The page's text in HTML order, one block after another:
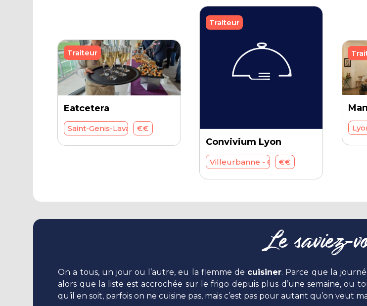
Eatcetera
Saint-Genis-Laval - 69230
€€
Traiteur
Convivium Lyon
Villeurbanne - 69100
€€
Traiteur
Le saviez-
On a tous, un jour ou l’autre, eu la flemme de cuisiner. Parce que la
alors que la liste est accrochée sur le frigo depuis plus d’une semaine, ou
qu’il en soit, parfois on ne cuisine pas, mais c’est pas pour autant qu’on veut